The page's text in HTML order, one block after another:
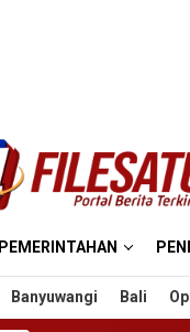
PEMERINTAHAN
Banyuwangi Bali